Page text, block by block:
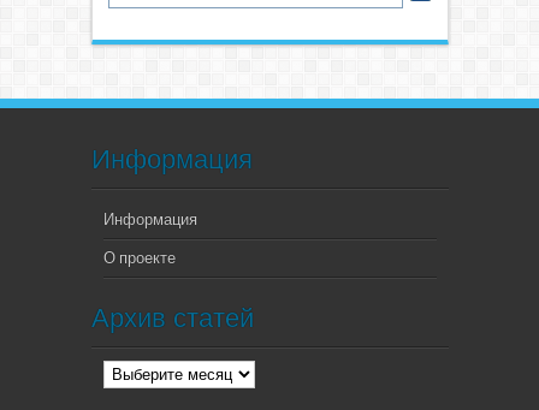
Информация
Информация
О проекте
Архив статей
Архив
статей